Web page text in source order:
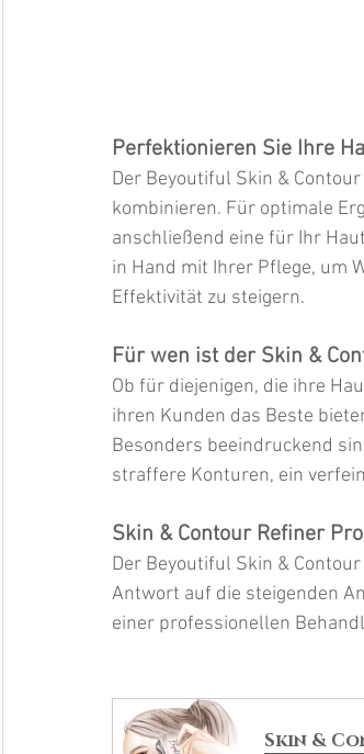
Perfektionieren Sie Ihre
Der Beyoutiful Skin &
kombinieren. Für optimale
anschließend eine für Ihr
in Hand mit Ihrer Pflege, um
Effektivität zu steigern.
Für wen ist der Skin &
Ob für diejenigen, die ihre
ihren Kunden das Beste
Besonders beeindruckend
straffere Konturen, ein
Skin & Contour Refiner
Der Beyoutiful Skin &
Antwort auf die steigenden
einer professionellen
Skin &